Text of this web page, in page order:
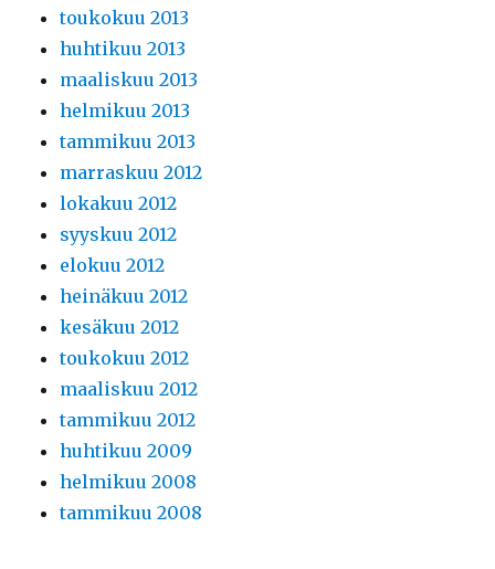
toukokuu 2013
huhtikuu 2013
maaliskuu 2013
helmikuu 2013
tammikuu 2013
marraskuu 2012
lokakuu 2012
syyskuu 2012
elokuu 2012
heinäkuu 2012
kesäkuu 2012
toukokuu 2012
maaliskuu 2012
tammikuu 2012
huhtikuu 2009
helmikuu 2008
tammikuu 2008